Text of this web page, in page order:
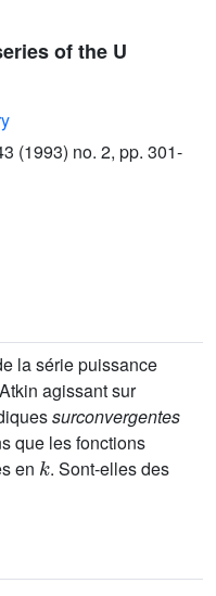
of the U
(1993) no. 2, pp. 301-
la série puissance
agissant sur
surconvergentes
que les fonctions
en
k
. Sont-elles des